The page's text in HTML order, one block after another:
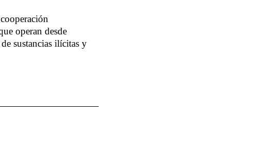
operan desde
sustancias ilícitas y